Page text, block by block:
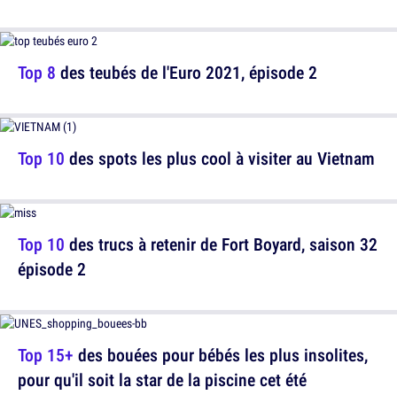
Top 10 des spots les plus cool à visiter au Vietnam
Top 15+ des bouées pour bébés les plus insolites,
pour qu'il soit la star de la piscine cet été
Top 8 des teubés de l'Euro 2021, épisode 2
Top 10 des trucs à retenir de Fort Boyard, saison 32
épisode 2